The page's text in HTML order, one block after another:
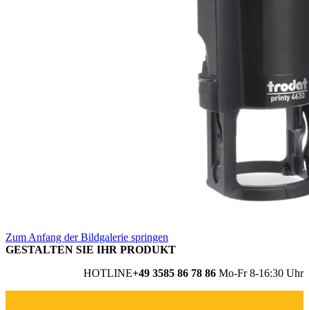
Zum Anfang der Bildgalerie springen
GESTALTEN SIE IHR PRODUKT
HOTLINE+49 3585 86 78 86 Mo-Fr 8-16:30 Uhr